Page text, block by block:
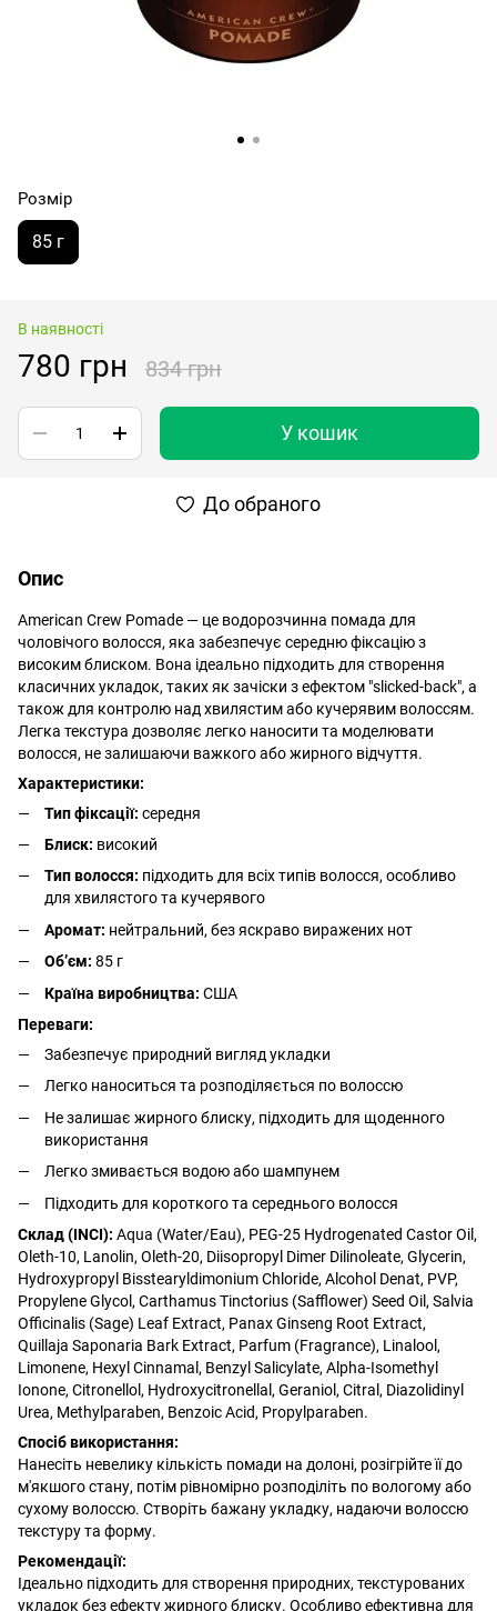
Розмір
85 г
В наявності
780 грн 834 грн
У кошик
До обраного
Опис
American Crew Pomade — це водорозчинна помада для
чоловічого волосся, яка забезпечує середню фіксацію з
високим блиском. Вона ідеально підходить для створення
класичних укладок, таких як зачіски з ефектом "slicked-back", а
також для контролю над хвилястим або кучерявим волоссям.
Легка текстура дозволяє легко наносити та моделювати
волосся, не залишаючи важкого або жирного відчуття.
Характеристики:
Тип фіксації: середня
Блиск: високий
Тип волосся: підходить для всіх типів волосся, особливо
для хвилястого та кучерявого
Аромат: нейтральний, без яскраво виражених нот
Об’єм: 85 г
Країна виробництва: США
Переваги:
Забезпечує природний вигляд укладки
Легко наноситься та розподіляється по волоссю
Не залишає жирного блиску, підходить для щоденного
використання
Легко змивається водою або шампунем
Підходить для короткого та середнього волосся
Склад (INCI): Aqua (Water/Eau), PEG-25 Hydrogenated Castor Oil,
Oleth-10, Lanolin, Oleth-20, Diisopropyl Dimer Dilinoleate, Glycerin,
Hydroxypropyl Bisstearyldimonium Chloride, Alcohol Denat, PVP,
Propylene Glycol, Carthamus Tinctorius (Safflower) Seed Oil, Salvia
Officinalis (Sage) Leaf Extract, Panax Ginseng Root Extract,
Quillaja Saponaria Bark Extract, Parfum (Fragrance), Linalool,
Limonene, Hexyl Cinnamal, Benzyl Salicylate, Alpha-Isomethyl
Ionone, Citronellol, Hydroxycitronellal, Geraniol, Citral, Diazolidinyl
Urea, Methylparaben, Benzoic Acid, Propylparaben.
Спосіб використання:
Нанесіть невелику кількість помади на долоні, розігрійте її до
м'якшого стану, потім рівномірно розподіліть по вологому або
сухому волоссю. Створіть бажану укладку, надаючи волоссю
текстуру та форму.
Рекомендації:
Ідеально підходить для створення природних, текстурованих
укладок без ефекту жирного блиску. Особливо ефективна для